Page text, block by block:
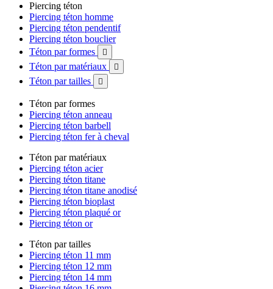
Piercing téton
Piercing téton homme
Piercing téton pendentif
Piercing téton bouclier
Téton par formes

Téton par matériaux 
Téton par tailles 
Téton par formes
Piercing téton anneau
Piercing téton barbell
Piercing téton fer à cheval
Téton par matériaux
Piercing téton acier
Piercing téton titane
Piercing téton titane anodisé
Piercing téton bioplast
Piercing téton plaqué or
Piercing téton or
Téton par tailles
Piercing téton 11 mm
Piercing téton 12 mm
Piercing téton 14 mm